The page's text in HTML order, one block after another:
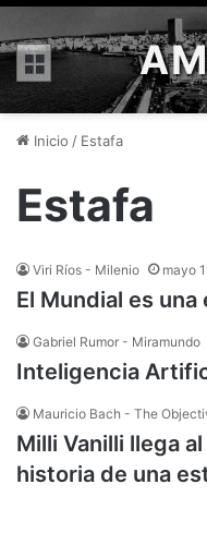
Menú
Inicio / Estafa
Estafa
Viri Ríos - Milenio mayo
El Mundial es una
Gabriel Rumor - Miramundo
Inteligencia
Mauricio Bach - The
Milli Vanilli llega
historia de una